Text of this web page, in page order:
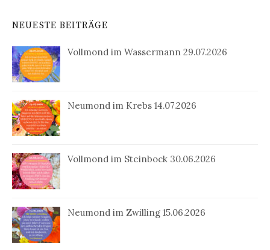
NEUESTE BEITRÄGE
Vollmond im Wassermann 29.07.2026
Neumond im Krebs 14.07.2026
Vollmond im Steinbock 30.06.2026
Neumond im Zwilling 15.06.2026